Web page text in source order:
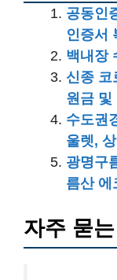
공동인
인증서
백내장
신종 코
원금 및
수도권
울렛,
광명구
름산 에
자주 묻